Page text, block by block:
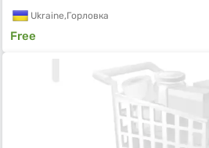
Ukraine,Горловка
Free